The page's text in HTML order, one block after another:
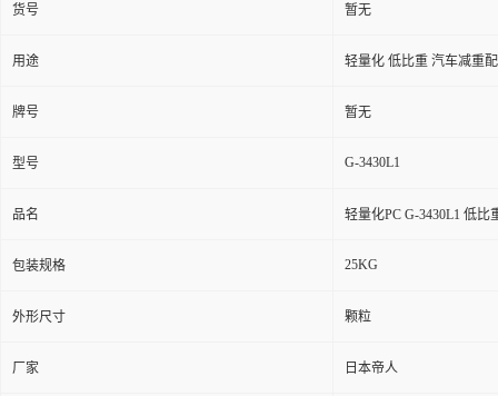
货号 暂无
用途 轻量化 低比重 汽车减重
牌号 暂无
型号 G-3430L1
品名 轻量化PC G-3430L1 低比
包装规格 25KG
外形尺寸 颗粒
厂家 日本帝人